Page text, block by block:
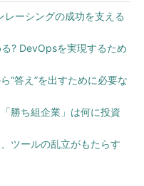
ーシングの成功を支える
? DevOpsを実現するため
“答え”を出すために必要な
勝ち組企業」は何に投資
ツールの乱立がもたらす